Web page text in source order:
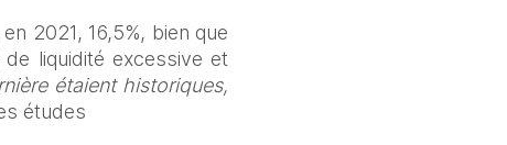
2021, 16,5%, bien que
liquidité excessive et
étaient historiques,
études